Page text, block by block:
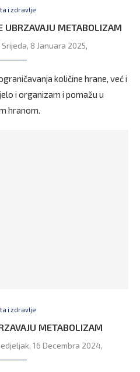
i zdravlje
UBRZAVAJU METABOLIZAM
Srijeda, 8 Januara 2025,
količine hrane, već i
i organizam i pomažu u
hranom.
i zdravlje
METABOLIZAM
16 Decembra 2024,